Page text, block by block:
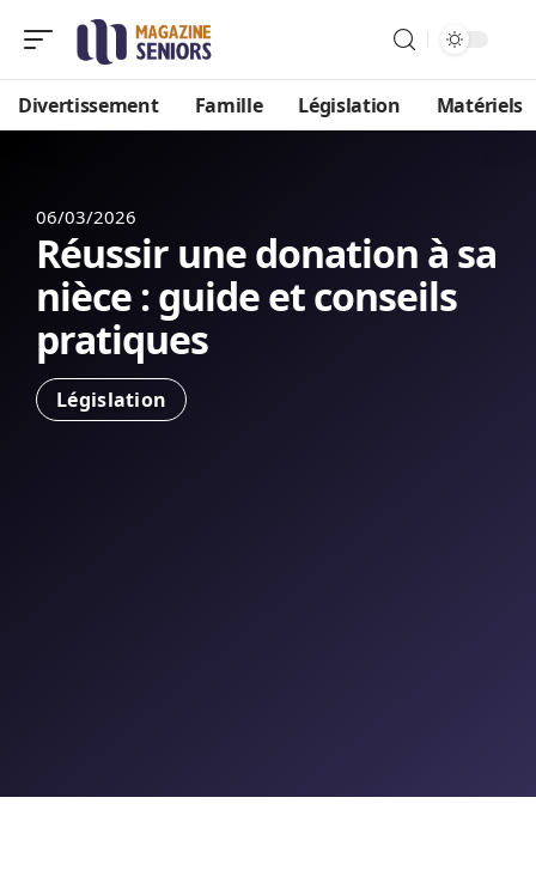
Divertissement Famille Législation Matériels
06/03/2026
Réussir une donation à sa
nièce : guide et conseils
pratiques
Législation